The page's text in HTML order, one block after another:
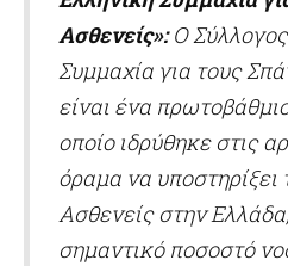
Ασθενείς»:Ο Σύλλογος
Συμμαχία για τους
είναι ένα
οποίο ιδρύθηκε στις
όραμα να υποστηρίξει
Ασθενείς στην
σημαντικό ποσοστό